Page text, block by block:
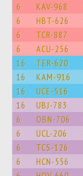
6 KAV-968
6 HBT-626
6 TCR-887
6 ACU-256
16 TER-620
16 KAM-916
16 UCE-516
16 UBJ-783
6 OBN-706
6 UCL-206
6 TCS-126
6 HCN-556